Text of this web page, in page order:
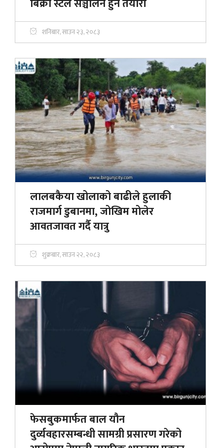
बिक्री स्टल सञ्चालन हुने तयारी
शनिबार, साउन २३, २०८३
लालबकैया खोलाको बाढीले हुलाकी
राजमार्ग डुबानमा, जोखिम मोलेर
आवतजावत गर्दै यात्रु
शुक्रबार, साउन २२, २०८३
फेसबुकमार्फत बाल यौन
दुर्व्यवहारसम्बन्धी सामग्री प्रसारण गरेको